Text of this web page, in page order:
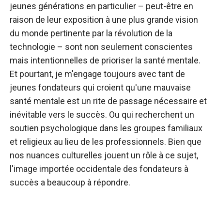
jeunes générations en particulier – peut-être en
raison de leur exposition à une plus grande vision
du monde pertinente par la révolution de la
technologie – sont non seulement conscientes
mais intentionnelles de prioriser la santé mentale.
Et pourtant, je m'engage toujours avec tant de
jeunes fondateurs qui croient qu'une mauvaise
santé mentale est un rite de passage nécessaire et
inévitable vers le succès. Ou qui recherchent un
soutien psychologique dans les groupes familiaux
et religieux au lieu de les professionnels. Bien que
nos nuances culturelles jouent un rôle à ce sujet,
l'image importée occidentale des fondateurs à
succès a beaucoup à répondre.